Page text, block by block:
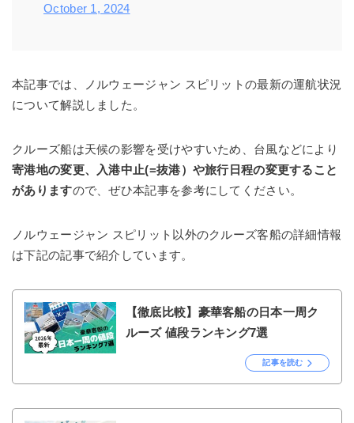
October 1, 2024
本記事では、ノルウェージャン スピリットの最新の運航状況
について解説しました。
クルーズ船は天候の影響を受けやすいため、台風などにより
寄港地の変更、入港中止(=抜港）や旅行日程の変更すること
がありますので、ぜひ本記事を参考にしてください。
ノルウェージャン スピリット以外のクルーズ客船の詳細情報
は下記の記事で紹介しています。
【徹底比較】豪華客船の日本一周ク
ルーズ 値段ランキング7選
記事を読む